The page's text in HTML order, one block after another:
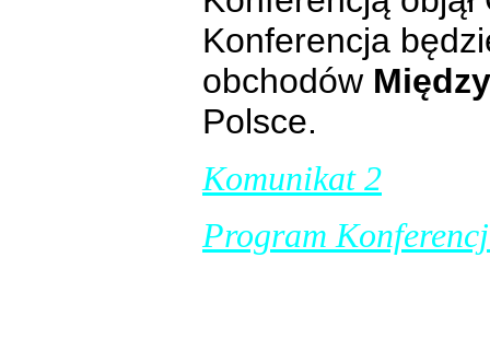
Konferencja
obchodów
Polsce.
Komunikat 2
Program